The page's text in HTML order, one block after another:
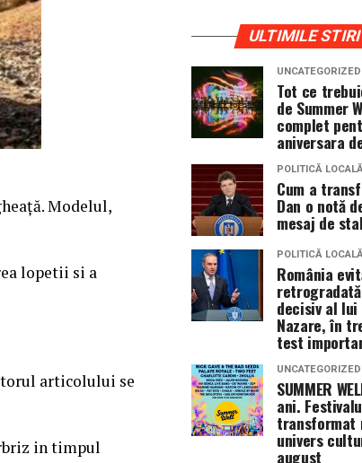
Modelul,
lopetii si a
articolului se
in timpul
ULTIMILE
UNCATEGORIZED
Tot ce
de Summer
complet
aniversara
POLITICĂ
Cum a
Dan o notă
mesaj de
POLITICĂ
România
retrogradată
decisiv al lui
Nazare, în
test
UNCATEGORIZED
SUMMER
ani.
transformat
univers
august